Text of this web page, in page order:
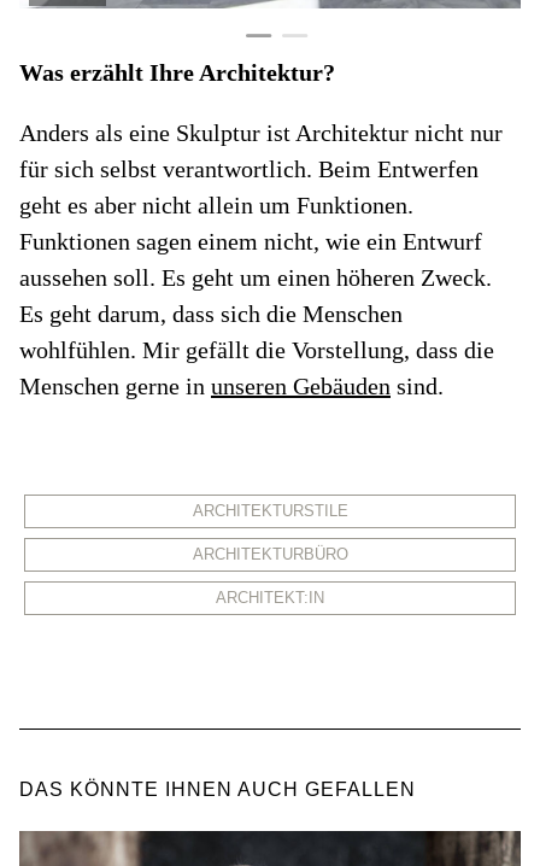
Was erzählt Ihre Architektur?
Anders als eine Skulptur ist Architektur nicht nur
für sich selbst verantwortlich. Beim Entwerfen
geht es aber nicht allein um Funktionen.
Funktionen sagen einem nicht, wie ein Entwurf
aussehen soll. Es geht um einen höheren Zweck.
Es geht darum, dass sich die Menschen
wohlfühlen. Mir gefällt die Vorstellung, dass die
Menschen gerne in unseren Gebäuden sind.
ARCHITEKTURSTILE
ARCHITEKTURBÜRO
ARCHITEKT:IN
DAS KÖNNTE IHNEN AUCH GEFALLEN